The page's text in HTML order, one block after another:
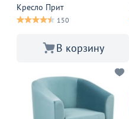
Кресло Прит
150
В корзину